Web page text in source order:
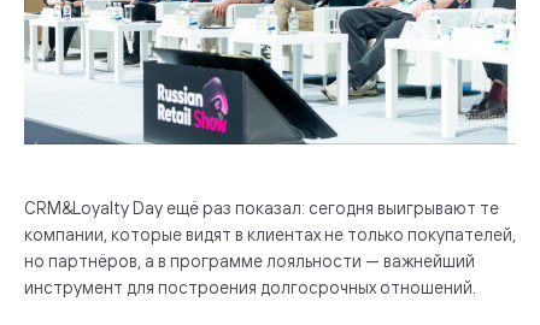
CRM&Loyalty Day ещё раз показал: сегодня выигрывают те
компании, которые видят в клиентах не только покупателей,
но партнёров, а в программе лояльности — важнейший
инструмент для построения долгосрочных отношений.